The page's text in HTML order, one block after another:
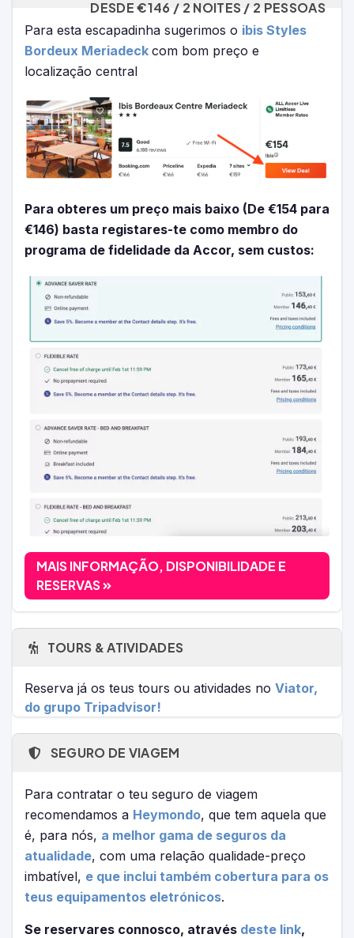
DESDE €146 / 2 NOITES / 2 PESSOAS
Para esta escapadinha sugerimos o ibis Styles
Bordeux Meriadeck com bom preço e
localização central
Para obteres um preço mais baixo (De €154 para
€146) basta registares-te como membro do
programa de fidelidade da Accor, sem custos:
MAIS INFORMAÇÃO, DISPONIBILIDADE E
RESERVAS
TOURS & ATIVIDADES
Reserva já os teus tours ou atividades no Viator,
do grupo Tripadvisor!
SEGURO DE VIAGEM
Para contratar o teu seguro de viagem
recomendamos a Heymondo, que tem aquela que
é, para nós, a melhor gama de seguros da
atualidade, com uma relação qualidade-preço
imbatível, e que inclui também cobertura para os
teus equipamentos eletrónicos.
Se reservares connosco, através deste link,